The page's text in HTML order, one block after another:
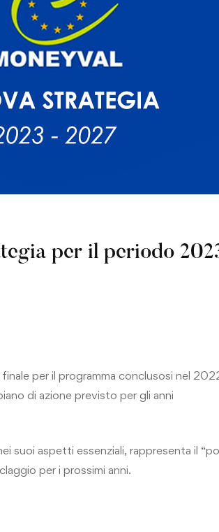
per il periodo
per il programma conclusosi nel
di azione previsto per gli anni
suoi aspetti essenziali, rappresenta il
per i prossimi anni.